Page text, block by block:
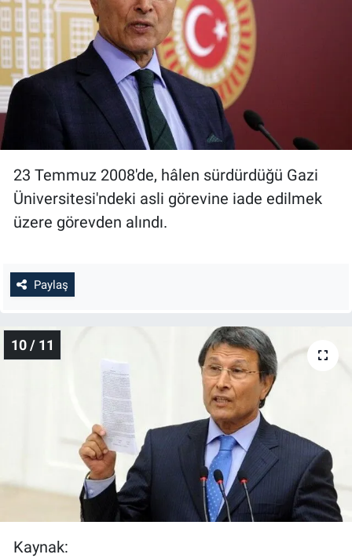
23 Temmuz 2008'de, hâlen sürdürdüğü Gazi
Üniversitesi'ndeki asli görevine iade edilmek
üzere görevden alındı.
Paylaş
10 / 11
Kaynak: